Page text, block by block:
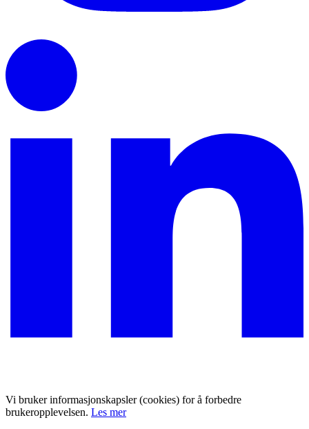
Vi bruker informasjonskapsler (cookies) for å forbedre
brukeropplevelsen. Les mer